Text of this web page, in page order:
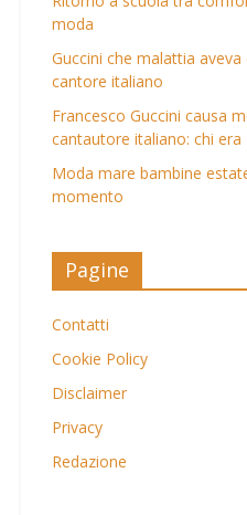
moda
Guccini che malattia
cantore italiano
Francesco Guccini causa
cantautore italiano: chi era
Moda mare bambine
momento
Pagine
Contatti
Cookie Policy
Disclaimer
Privacy
Redazione